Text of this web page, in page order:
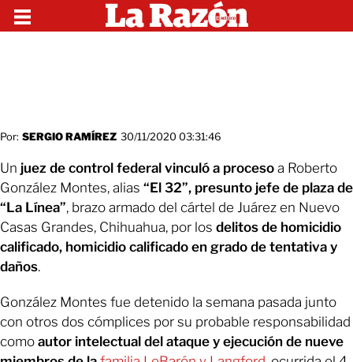
Por: SERGIO RAMÍREZ 30/11/2020 03:31:46
Un juez de control federal vinculó a proceso a Roberto
González Montes, alias “El 32”, presunto jefe de plaza de
“La Línea”, brazo armado del cártel de Juárez en Nuevo
Casas Grandes, Chihuahua, por los delitos de homicidio
calificado, homicidio calificado en grado de tentativa y
daños.
González Montes fue detenido la semana pasada junto
con otros dos cómplices por su probable responsabilidad
como autor intelectual del ataque y ejecución de nueve